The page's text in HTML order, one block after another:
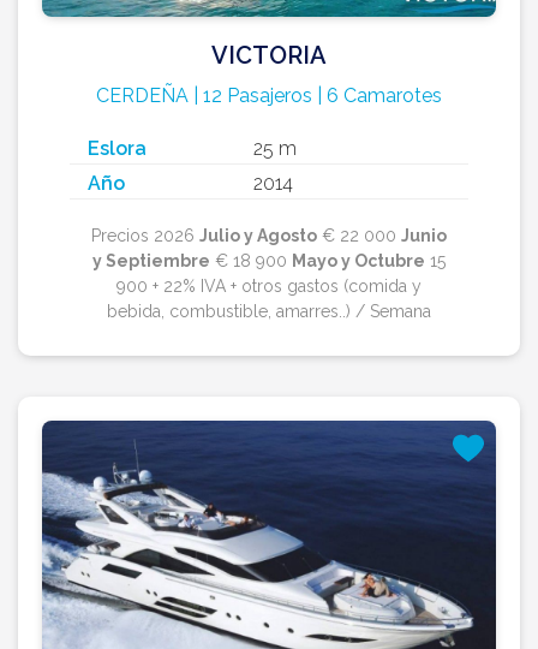
VICTORIA
CERDEÑA | 12 Pasajeros | 6 Camarotes
Eslora
25 m
Año
2014
Precios 2026 Julio y Agosto€ 22 000 Junio
y Septiembre € 18 900 Mayo y Octubre 15
900 + 22% IVA + otros gastos (comida y
bebida, combustible, amarres..) / Semana